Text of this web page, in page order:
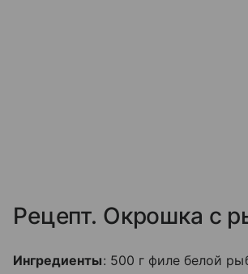
Рецепт. Окрошка с
Ингредиенты: 500 г филе белой